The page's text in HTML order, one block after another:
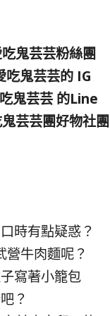
鬼芸芸粉絲團
鬼芸芸的 IG
鬼芸芸 的Line
芸芸團好物社團
時有點疑惑？
營牛肉麵呢？
寫著小籠包
？